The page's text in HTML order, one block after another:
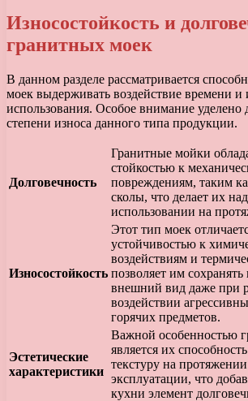
Износостойкость и
гранитных моек
В данном разделе рассматривается
моек выдерживать воздействие времени и
использования. Особое внимание уделено
степени износа данного типа продукции.
Долговечность
Гранитные мойки
стойкостью к
повреждениям, таким
сколы, что делает их
использовании на
Износостойкость
Этот тип моек
устойчивостью к
воздействиям и
позволяет им
внешний вид даже при
воздействии
горячих предметов.
Эстетические
характеристики
Важной особенностью
является их
текстуру на протяжении
эксплуатации, что
кухни элемент